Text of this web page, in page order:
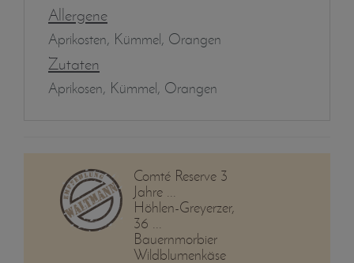
Allergene
Aprikosten, Kümmel, Orangen
Zutaten
Aprikosen, Kümmel, Orangen
Comté Reserve 3
Jahre ...
Höhlen-Greyerzer,
36 ...
Bauernmorbier
Wildblumenkäse